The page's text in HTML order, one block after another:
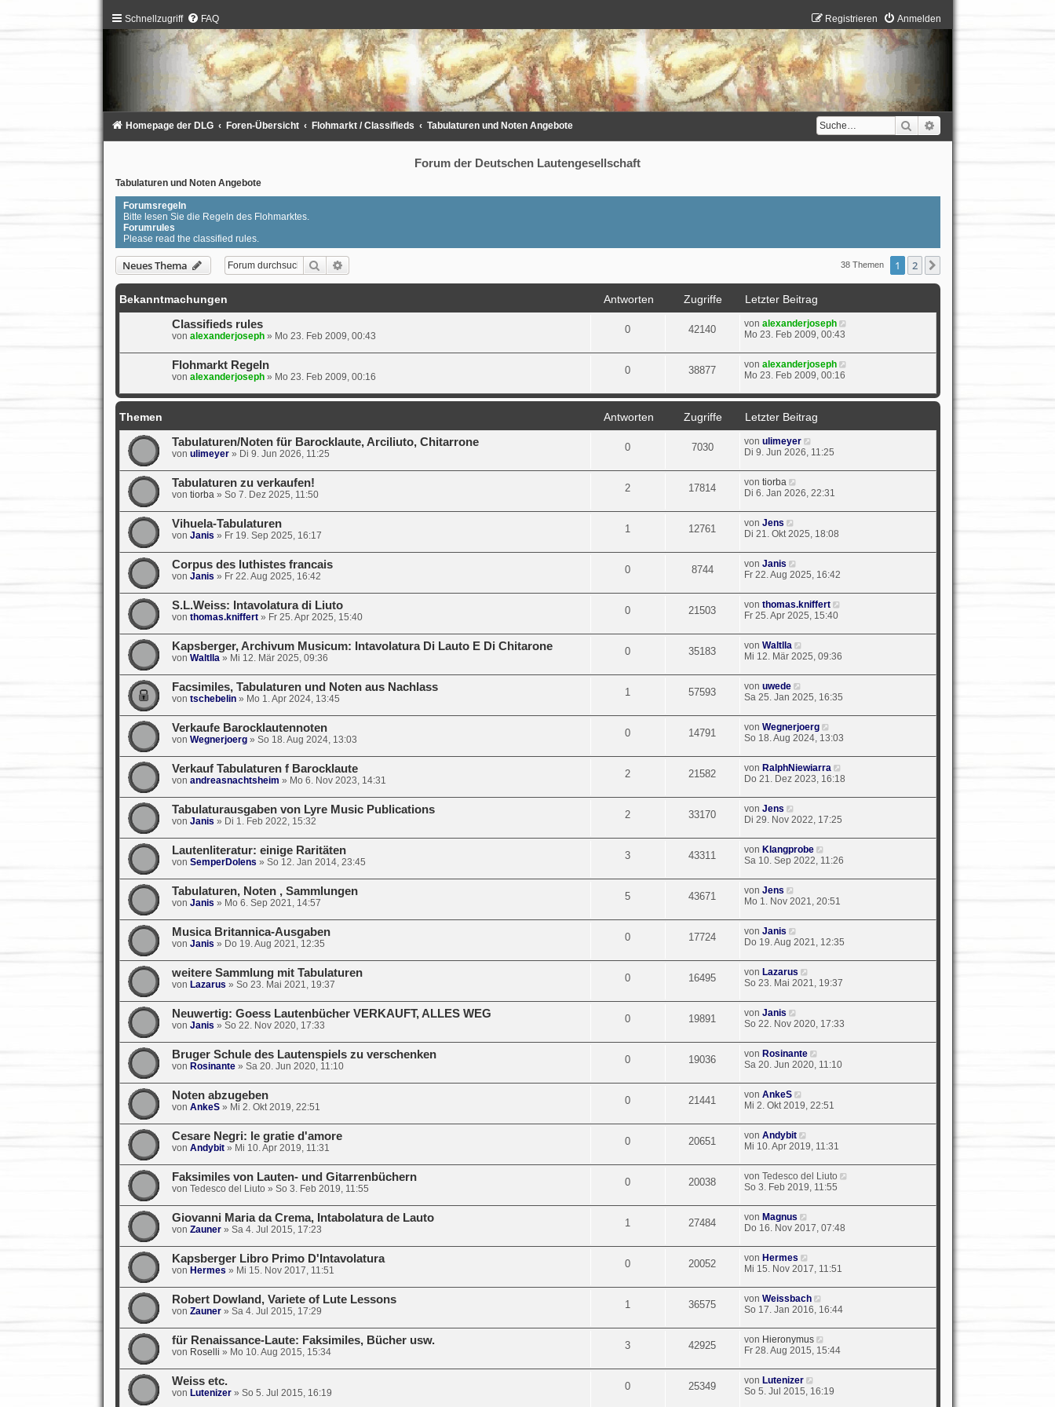
Schnellzugriff FAQ Anmelden
Registrieren
Suche
Homepage der DLG Foren-Übersicht Flohmarkt / Classifieds Tabulaturen und Noten Angebote
Forum der Deutschen Lautengesellschaft
Tabulaturen und Noten Angebote
Forumsregeln
Bitte lesen Sie die Regeln des Flohmarktes.
Forumrules
Please read the classified rules.
Neues Thema Suche 38 Themen 1 2
Bekanntmachungen Antworten Zugriffe
Letzter Beitrag
Classifieds rules
von alexanderjoseph» Mo 23. Feb 2009, 00:43
0 42140 von alexanderjoseph
Mo 23. Feb 2009, 00:43
Flohmarkt Regeln
von alexanderjoseph» Mo 23. Feb 2009, 00:16
0 38877 von alexanderjoseph
Mo 23. Feb 2009, 00:16
Themen Antworten Zugriffe
Letzter Beitrag
Tabulaturen/Noten für Barocklaute, Arciliuto, Chitarrone
von ulimeyer» Di 9. Jun 2026, 11:25
0 7030 von ulimeyer
Di 9. Jun 2026, 11:25
Tabulaturen zu verkaufen!
von tiorba» So 7. Dez 2025, 11:50
2 17814 von tiorba
Di 6. Jan 2026, 22:31
Vihuela-Tabulaturen
von Janis » Fr 19. Sep 2025, 16:17
1 12761 von Jens
Di 21. Okt 2025, 18:08
Corpus des luthistes francais
von Janis » Fr 22. Aug 2025, 16:42
0 8744 von Janis
Fr 22. Aug 2025, 16:42
S.L.Weiss: Intavolatura di Liuto
von thomas.kniffert» Fr 25. Apr 2025, 15:40
0 21503 von thomas.kniffert
Fr 25. Apr 2025, 15:40
Kapsberger, Archivum Musicum: Intavolatura Di Lauto E Di Chitarone
von Waltlla» Mi 12. Mär 2025, 09:36
0 35183 von Waltlla
Mi 12. Mär 2025, 09:36
Facsimiles, Tabulaturen und Noten aus Nachlass
von tschebelin» Mo 1. Apr 2024, 13:45
1 57593 von uwede
Sa 25. Jan 2025, 16:35
Verkaufe Barocklautennoten
von Wegnerjoerg» So 18. Aug 2024, 13:03
0 14791 von Wegnerjoerg
So 18. Aug 2024, 13:03
Verkauf Tabulaturen f Barocklaute
von andreasnachtsheim » Mo 6. Nov 2023, 14:31
2 21582 von RalphNiewiarra
Do 21. Dez 2023, 16:18
Tabulaturausgaben von Lyre Music Publications
von Janis » Di 1. Feb 2022, 15:32
2 33170 von Jens
Di 29. Nov 2022, 17:25
Lautenliteratur: einige Raritäten
von SemperDolens » So 12. Jan 2014, 23:45
3 43311 von Klangprobe
Sa 10. Sep 2022, 11:26
Tabulaturen, Noten , Sammlungen
von Janis » Mo 6. Sep 2021, 14:57
5 43671 von Jens
Mo 1. Nov 2021, 20:51
Musica Britannica-Ausgaben
von Janis » Do 19. Aug 2021, 12:35
0 17724 von Janis
Do 19. Aug 2021, 12:35
weitere Sammlung mit Tabulaturen
von Lazarus » So 23. Mai 2021, 19:37
0 16495 von Lazarus
So 23. Mai 2021, 19:37
Neuwertig: Goess Lautenbücher VERKAUFT, ALLES WEG
von Janis » So 22. Nov 2020, 17:33
0 19891 von Janis
So 22. Nov 2020, 17:33
Bruger Schule des Lautenspiels zu verschenken
von Rosinante» Sa 20. Jun 2020, 11:10
0 19036 von Rosinante
Sa 20. Jun 2020, 11:10
Noten abzugeben
von AnkeS» Mi 2. Okt 2019, 22:51
0 21441 von AnkeS
Mi 2. Okt 2019, 22:51
Cesare Negri: le gratie d'amore
von Andybit» Mi 10. Apr 2019, 11:31
0 20651 von Andybit
Mi 10. Apr 2019, 11:31
Faksimiles von Lauten- und Gitarrenbüchern
von Tedesco del Liuto » So 3. Feb 2019, 11:55
0 20038 von Tedesco del Liuto
So 3. Feb 2019, 11:55
Giovanni Maria da Crema, Intabolatura de Lauto
von Zauner» Sa 4. Jul 2015, 17:23
1 27484 von Magnus
Do 16. Nov 2017, 07:48
Kapsberger Libro Primo D'Intavolatura
von Hermes » Mi 15. Nov 2017, 11:51
0 20052 von Hermes
Mi 15. Nov 2017, 11:51
Robert Dowland, Variete of Lute Lessons
von Zauner» Sa 4. Jul 2015, 17:29
1 36575 von Weissbach
So 17. Jan 2016, 16:44
für Renaissance-Laute: Faksimiles, Bücher usw.
von Roselli » Mo 10. Aug 2015, 15:34
3 42925 von Hieronymus
Fr 28. Aug 2015, 15:44
Weiss etc.
von Lutenizer» So 5. Jul 2015, 16:19
0 25349 von Lutenizer
So 5. Jul 2015, 16:19